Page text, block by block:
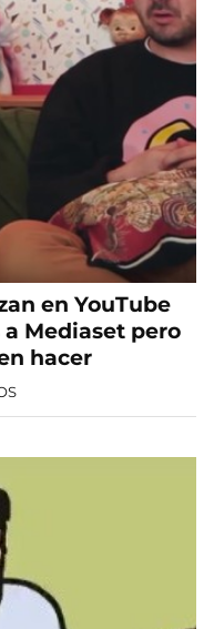
en YouTube
Mediaset pero
hacer